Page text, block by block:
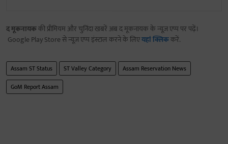
द मूकनायककी प्रीमियम और चुनिंदा खबरें अब द मूकनायक के न्यूज़ एप्प पर पढ़ें।
Google Play Store से न्यूज़ एप्प इंस्टाल करने के लिएयहां क्लिककरें.
Assam ST Status ST Valley Category
Assam Reservation News
GoM Report Assam